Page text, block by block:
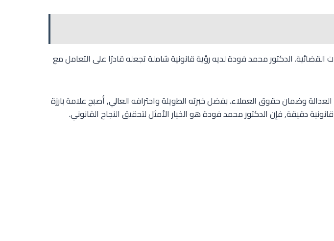
القضائية. الدكتور محمد فودة لديه رؤية قانونية شاملة تجعله قادرًا على التعامل مع
وضمان حقوق العملاء. بفضل خبرته الطويلة واحترافه العالي, أصبح علامة بارزة
دقيقة, فإن الدكتور محمد فودة هو الخيار الأمثل لتحقيق النجاح القانوني.